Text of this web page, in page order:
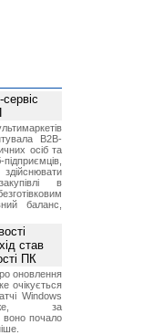
B2B-
осіб та
в
баланс,
став
ПК
оновлення
очікується
Windows
за
воно почало